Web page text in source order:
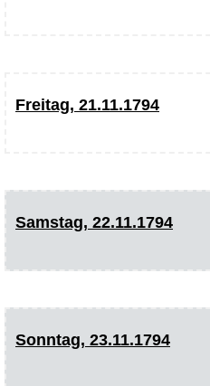
Freitag, 21.11.1794
Samstag, 22.11.1794
Sonntag, 23.11.1794